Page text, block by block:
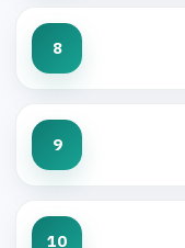
8
9
10